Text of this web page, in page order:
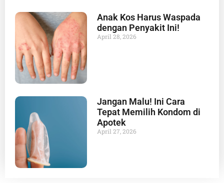
Anak Kos Harus Waspada
dengan Penyakit Ini!
April 28, 2026
Jangan Malu! Ini Cara
Tepat Memilih Kondom di
Apotek
April 27, 2026